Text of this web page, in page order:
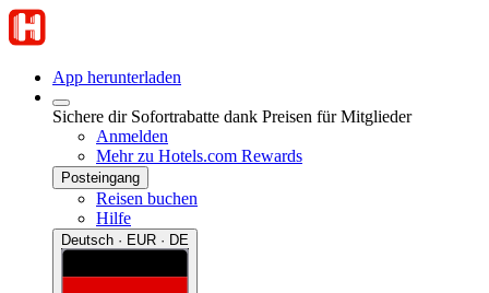
App herunterladen
Sichere dir Sofortrabatte dank Preisen für Mitglieder
Anmelden
Mehr zu Hotels.com Rewards
Posteingang
Reisen buchen
Hilfe
Deutsch · EUR · DE